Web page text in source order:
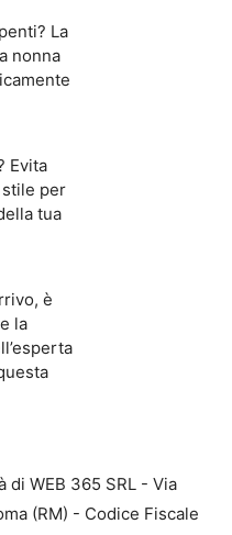
La
nonna
Evita
stile per
tua
è
la
WEB 365 SRL - Via
(RM) - Codice Fiscale